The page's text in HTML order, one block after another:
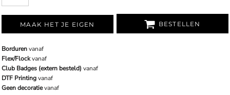
MAAK HET JE EIGEN BESTELLEN
Bordurenvanaf
Flex/Flockvanaf
Club Badges (extern besteld) vanaf
DTF Printingvanaf
Geen decoratievanaf